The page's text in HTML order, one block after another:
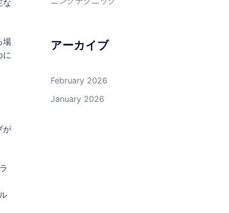
な
場
に
が
アーカイブ
February 2026
January 2026